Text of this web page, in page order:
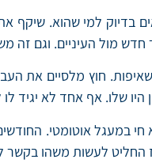
בדיוק למי שהוא.
מול העיניים. וגם זה
חוץ מלסיים את
שלו. אף אחד לא יגיד
חי במעגל אוטומטי.
החליט לעשות משהו בקשר